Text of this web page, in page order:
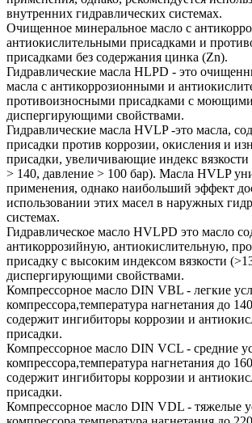
внутренних гидравлических системах.
Очищенное минеральное масло с
антиокислительными присадками и
присадками без содержания цинка (Zn).
Гидравлические масла HLPD - это
масла с антикоррозионными и
противоизносными присадками с
диспергирующими свойствами.
Гидравлические масла HVLP -это масла,
присадки против коррозии, окисления и
присадки, увеличивающие индекс вязкости
> 140, давление > 100 бар). Масла HVLP
применения, однако наибольший эффект
использовании этих масел в наружных
системах.
Гидравлическое масло HVLPD это масло
антикоррозийную, антиокислительную,
присадку с высоким индексом вязкости
диспергирующими свойствами.
Компрессорное масло DIN VBL - легкие
компрессора,температура нагнетания до
содержит ингибиторы коррозии и
присадки.
Компрессорное масло DIN VCL - средние
компрессора,температура нагнетания до
содержит ингибиторы коррозии и
присадки.
Компрессорное масло DIN VDL - тяжелые